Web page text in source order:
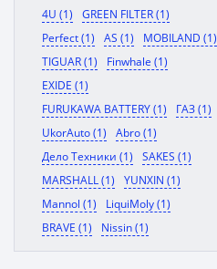
4U (1)
GREEN FILTER (1)
Perfect (1)
AS (1)
MOBILAND (1)
TIGUAR (1)
Finwhale (1)
EXIDE (1)
FURUKAWA BATTERY (1)
ГАЗ (1)
UkorAuto (1)
Abro (1)
Дело Техники (1)
SAKES (1)
MARSHALL (1)
YUNXIN (1)
Mannol (1)
LiquiMoly (1)
BRAVE (1)
Nissin (1)